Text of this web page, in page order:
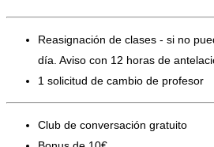
Reasignación de clases - si no
día. Aviso con 12 horas de
1 solicitud de cambio de profesor
Club de conversación gratuito